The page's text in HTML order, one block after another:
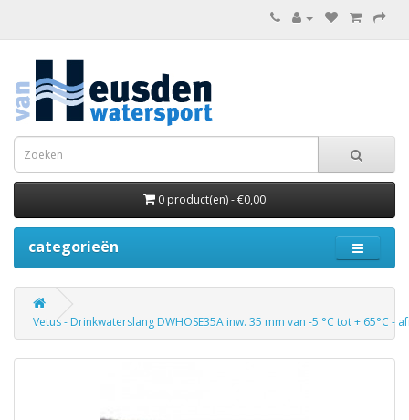
0 product(en) - €0,00
categorieën
Vetus - Drinkwaterslang DWHOSE35A inw. 35 mm van -5 °C tot + 65°C -